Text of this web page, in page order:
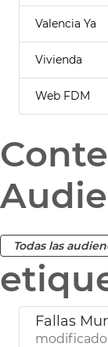
Valencia Ya
Vivienda
Web FDM
Todas las
Fallas
modificado